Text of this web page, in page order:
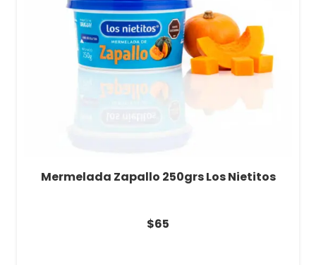
Mermelada Zapallo 250grs Los Nietitos
$65